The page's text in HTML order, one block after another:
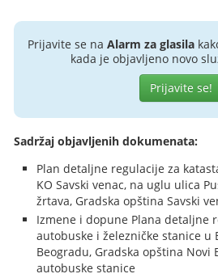
Prijavite se na Alarm za glasila
kada je objavljeno novo
Prijavite se!
Sadržaj objavljenih dokumenata:
Plan detaljne regulacije za
KO Savski venac, na uglu ulica
žrtava, Gradska opština Savski
Izmene i dopune Plana detaljne
autobuske i železničke stanice u
Beogradu, Gradska opština Novi
autobuske stanice